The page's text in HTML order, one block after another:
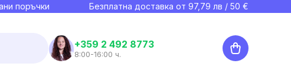
поръчки Безплатна доставка от 97,79 лв / 50 €
+359 2 492 8773
8:00-16:00 ч.
Количка